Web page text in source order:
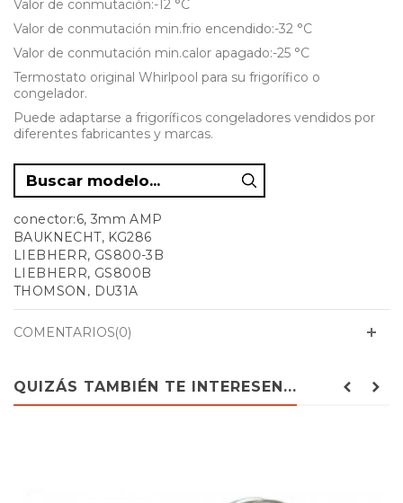
Valor de conmutación:-12 °C
Valor de conmutación min.frio encendido:-32 °C
Valor de conmutación min.calor apagado:-25 °C
Termostato original Whirlpool para su frigorífico o
congelador.
Puede adaptarse a frigoríficos congeladores vendidos por
diferentes fabricantes y marcas.
conector:6, 3mm AMP
BAUKNECHT, KG286
LIEBHERR, GS800-3B
LIEBHERR, GS800B
THOMSON, DU31A
SIEMENS, HB55024SK/01
COMENTARIOS(0)
QUIZÁS TAMBIÉN TE INTERESEN...